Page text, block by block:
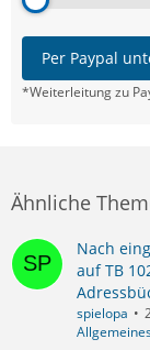
Per Paypal
*Weiterleitung zu
Ähnliche
Nach
auf TB
spielopa